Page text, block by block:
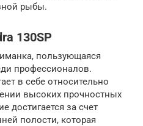
рыбы.
130SP
пользующаяся
профессионалов.
в себе относительно
высоких прочностных
достигается за счет
полости, которая